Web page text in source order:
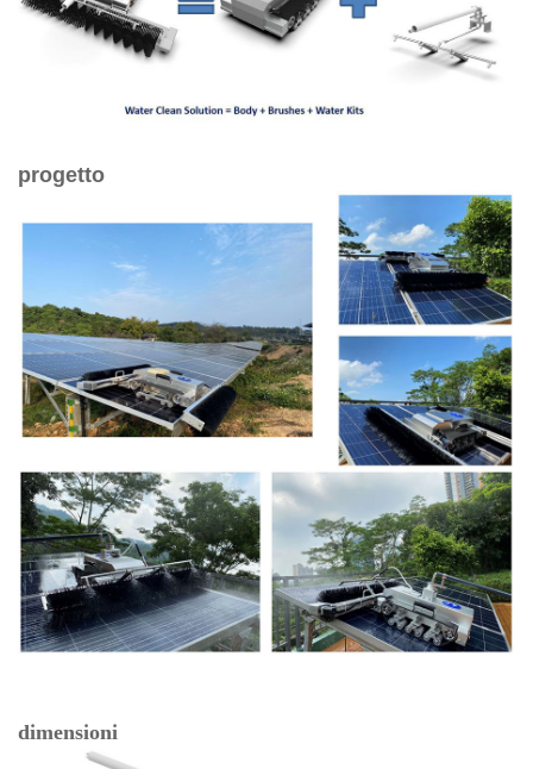
progetto
dimensioni